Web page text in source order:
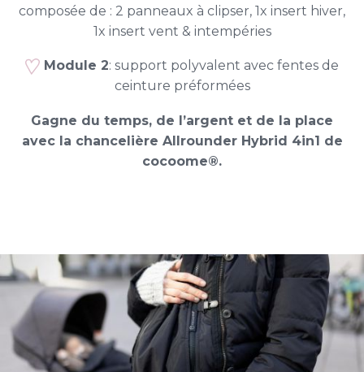
composée de : 2 panneaux à clipser, 1x insert hiver,
1x insert vent & intempéries
Module 2: support polyvalent avec fentes de
ceinture préformées
Gagne du temps, de l’argent et de la place
avec la chancelière Allrounder Hybrid 4in1 de
cocoome®.